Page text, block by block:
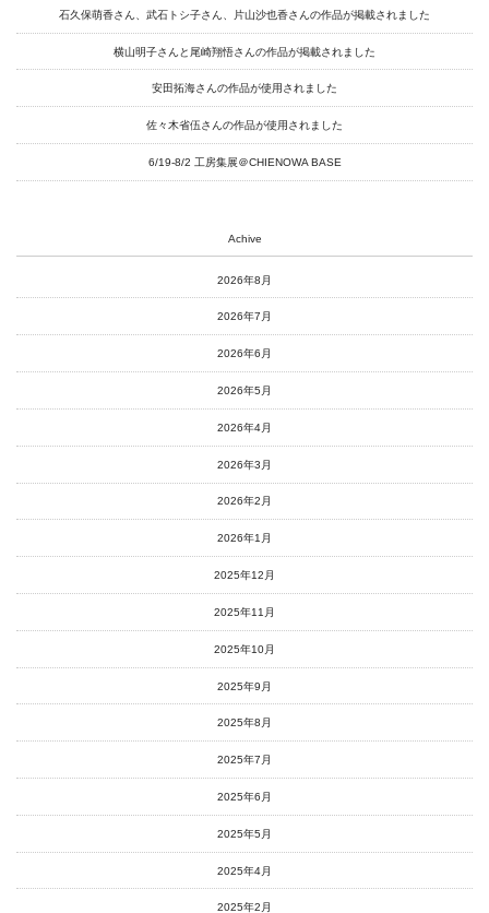
南関東・甲信障害者
アートサポートセンター
社会福祉法人みぬま福祉会
石久保萌香さん、武石トシ子さん、片山沙也香さんの作品が掲載されました
横山明子さんと尾崎翔悟さんの作品が掲載されました
安田拓海さんの作品が使用されました
佐々木省伍さんの作品が使用されました
6/19-8/2 工房集展＠CHIENOWA BASE
Achive
2026年8月
2026年7月
2026年6月
2026年5月
2026年4月
2026年3月
2026年2月
2026年1月
2025年12月
2025年11月
2025年10月
2025年9月
2025年8月
2025年7月
2025年6月
2025年5月
2025年4月
2025年2月